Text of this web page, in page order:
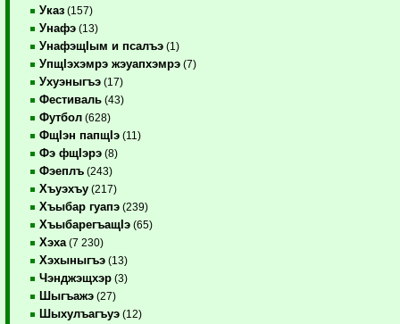
Указ (157)
Унафэ (13)
УнафэщIым и псалъэ (1)
УпщIэхэмрэ жэуапхэмрэ (7)
Ухуэныгъэ (17)
Фестиваль (43)
Футбол (628)
ФщIэн папщIэ (11)
Фэ фщIэрэ (8)
Фэеплъ (243)
Хъуэхъу (217)
Хъыбар гуапэ (239)
ХъыбарегъащIэ (65)
Хэха (7 230)
Хэхыныгъэ (13)
Чэнджэщхэр (3)
Шыгъажэ (27)
Шыхулъагъуэ (12)